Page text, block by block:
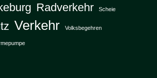
Radverkehr Scheie
Verkehr Volksbegehren